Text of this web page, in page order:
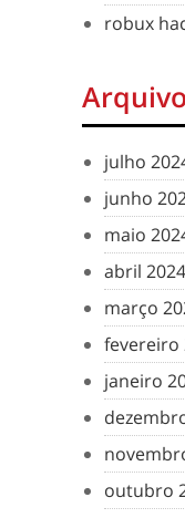
robux
julho
junho
maio
abril 2024
março
fevereiro
janeiro
outubro